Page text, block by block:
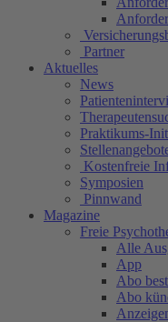
Partner
Aktuelles
News
Praktikums-
Kostenfreie
Symposien
Pinnwand
Magazine
Freie
Alle
App
Abo
Abo